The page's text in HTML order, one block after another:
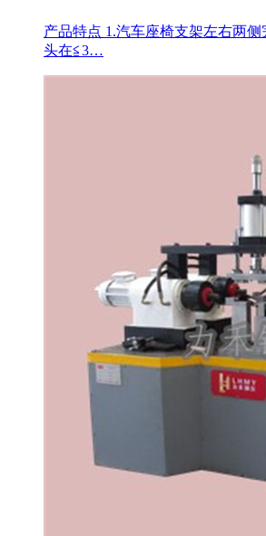
产品特点 1.汽车座椅支架左右两
头在≦3…